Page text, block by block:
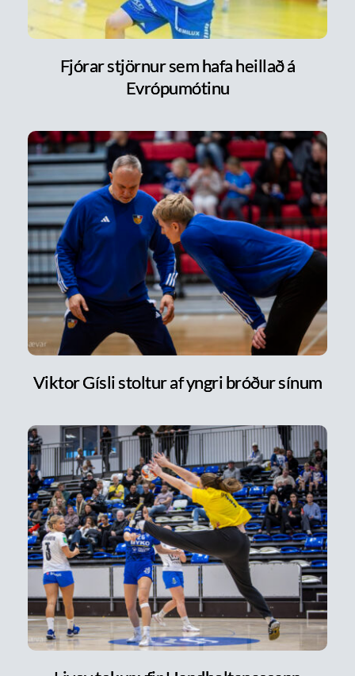
Fjórar stjörnur sem hafa heillað á
Evrópumótinu
Viktor Gísli stoltur af yngri bróður sínum